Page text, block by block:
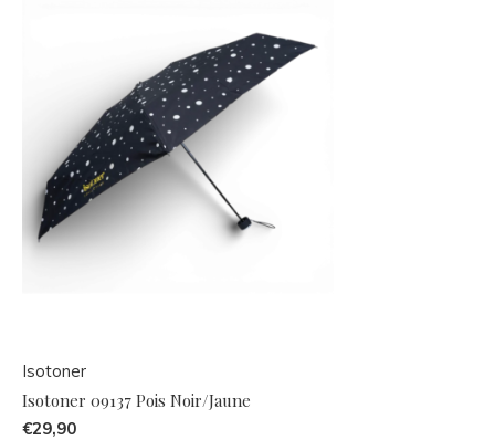
Isotoner
Isotoner 09137 Pois Noir/Jaune
€29,90